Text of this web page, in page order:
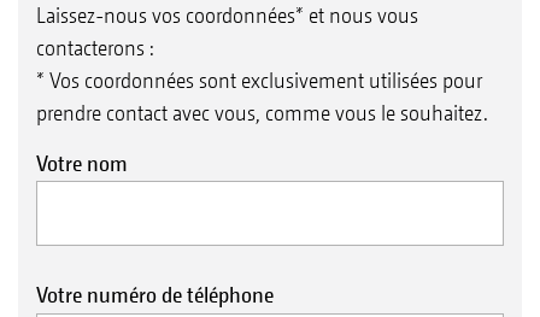
Laissez-nous vos coordonnées* et nous vous
contacterons :
* Vos coordonnées sont exclusivement utilisées pour
prendre contact avec vous, comme vous le souhaitez.
Votre nom
Votre numéro de téléphone